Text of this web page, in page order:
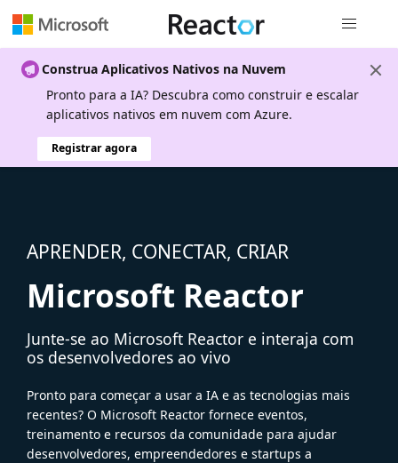
Construa Aplicativos Nativos na Nuvem
Pronto para a IA? Descubra como construir e escalar
aplicativos nativos em nuvem com Azure.
Registrar agora
APRENDER, CONECTAR, CRIAR
Microsoft Reactor
Junte-se ao Microsoft Reactor e interaja com
os desenvolvedores ao vivo
Pronto para começar a usar a IA e as tecnologias mais
recentes? O Microsoft Reactor fornece eventos,
treinamento e recursos da comunidade para ajudar
desenvolvedores, empreendedores e startups a